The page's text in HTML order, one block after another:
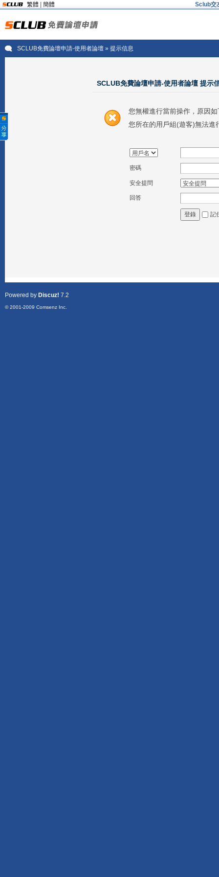
繁體 簡體 Sclub交
SCLUB免費論壇申請-使用者論壇» 提示信息
SCLUB免費論壇申請-使用者論壇 提示
您無權進行當前操作，原因如
您所在的用戶組(遊客)無法進
密碼
安全提問
回答
登錄 記
Powered by Discuz! 7.2
© 2001-2009 Comsenz Inc.